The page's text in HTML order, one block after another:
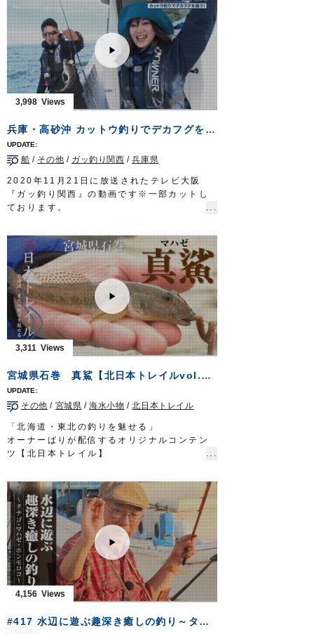
な環境が育んだ気高き魚を求めて湖に立ち込
むのは、札幌を拠点に活動するフィッシング
ガイド児島秀明さん。
この時期、阿寒に滞在しガイドに明け暮れる
湖のスペシャリストだが、今年は初挑戦。
全国からゲストを迎える前にフィールドのコ
ンディションを把握しておきたい。
胸高鳴る釣りの舞台が、ようやく幕を開け
タックル
ロッド：トラウトロッド L 5ft10in
リール：3500番 XG スピニングリール
メインライン：PE 0.7号
リーダー：ナイロン 12lb
スナップ： 耐力スナップ
#00
ルアー：
DS-48F デメタシャロー
放送日 2020年7月12日
OWNERMOVIEhttp://ownertv.jp/
オーナーばりwebsite
http://www.owner.co.jp
3,998
兵庫・高砂沖 カットウ釣りでデカフグを狙う
船 / その他 / ガッ釣り関西 /兵庫県
2020年11月21日に放送されたテレビ大阪
『ガッ釣り関西』の動画です※一部カットし
ております。
ーターののぞみさんに秋から冬にかけてシー
ズンとなる船からのカットウフグをみっちり
教えます。
基本的なテクニックからご紹介しております
ので、初心者の方もぜひご覧ください 。
■使用製品
・カットウシンカー 丸錘
・カットウ一角ふぐチラシ仕掛
・ムラムラふぐ喰わせ胴突
■取材協力
ガッ釣り関西 テレビ大阪 毎週土曜日 6時
20分～6時50分放送
osaka.co.jp/ip4/gattsuri/
OWNERMOVIEhttp://ownertv.jp/
オーナーばりwebsite
http://www.owner.co.jp
3,311
宮城県石巻 真鯊【北日本トレイルvol.3】
その他 / 宮城県 /海水小物 /北日本トレイル
「北海道・東北の釣りを魅せる」
オーナーばりが配信するオリジナルコンテン
ツ【北日本トレイル】
り。
刺身サイズの特大マハゼが釣れることで知ら
れるこのエリアを、同所に精通されている上
州屋新仙台泉店スタッフ鈴木栄樹さんに解説
していただきました。
弊社東北地区担当の赤沼も和気あいあいの同
行釣行。
丁寧な解説をいただきながらの動画は、繊細
かつ小気味良いハゼならではの釣趣を魅せて
くれる内容となっています。
上州屋新仙台泉店様
4,156
#417 水辺に遊ぶ趣深き癒しの釣り～タナゴ・マハゼ・ホンモロコ～